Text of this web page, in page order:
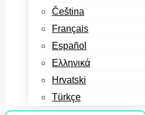
Čeština
Français
Español
Ελληνικά
Hrvatski
Türkçe